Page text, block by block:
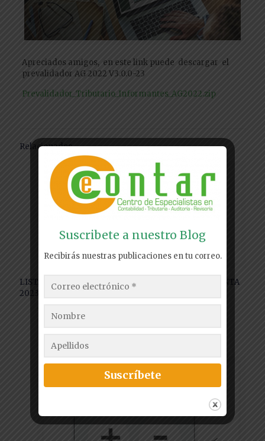
Apreciados amigos, en este link puede descargar el
prevalidador AG 2022 V3.0.0-23
Prevalidador_Tributario_Informantes_AG2022.zip
Relacionados
LISTA DE DOCUMENTOS PARA DECLARACION DE RENTA
2023 PERSONA NATURAL
Suscribete a nuestro Blog
Recibirás nuestras publicaciones en tu correo.